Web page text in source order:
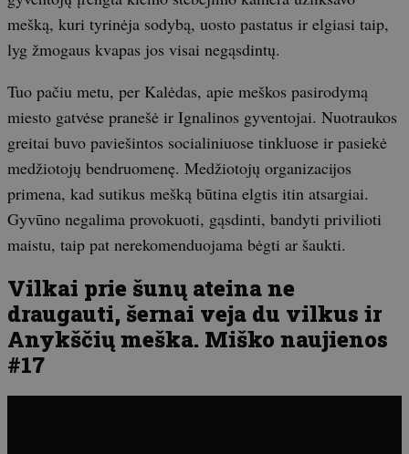
mešką, kuri tyrinėja sodybą, uosto pastatus ir elgiasi taip,
lyg žmogaus kvapas jos visai negąsdintų.
Tuo pačiu metu, per Kalėdas, apie meškos pasirodymą
miesto gatvėse pranešė ir Ignalinos gyventojai. Nuotraukos
greitai buvo paviešintos socialiniuose tinkluose ir pasiekė
medžiotojų bendruomenę. Medžiotojų organizacijos
primena, kad sutikus mešką būtina elgtis itin atsargiai.
Gyvūno negalima provokuoti, gąsdinti, bandyti privilioti
maistu, taip pat nerekomenduojama bėgti ar šaukti.
Vilkai prie šunų ateina ne
draugauti, šernai veja du vilkus ir
Anykščių meška. Miško naujienos
#17